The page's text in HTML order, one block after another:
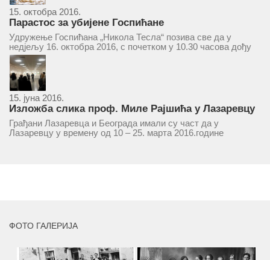
15. октобра 2016.
Парастос за убијене Госпићане
Удружење Госпићана „Никола Тесла“ позива све да у
недјељу 16. октобра 2016, с почетком у 10.30 часова дођу
у цркву Светог оца Николаја у Борчи (Улица Вука Караџића
1), гдје ће бити служен парастос за...
15. јуна 2016.
Изложба слика проф. Миле Рајшића у Лазаревцу
Грађани Лазаревца и Београда имали су част да у
Лазаревцу у времену од 10 – 25. марта 2016.године
ФОТО ГАЛЕРИЈА